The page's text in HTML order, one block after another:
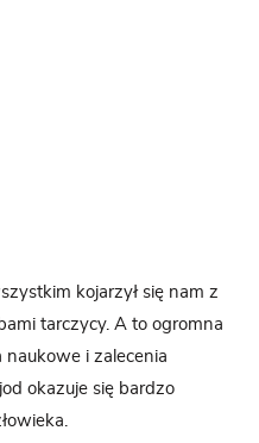
kojarzył się nam z
tarczycy. A to ogromna
naukowe i zalecenia
okazuje się bardzo